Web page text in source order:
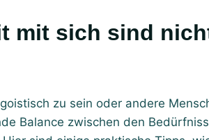
zu sein oder andere
Balance zwischen den